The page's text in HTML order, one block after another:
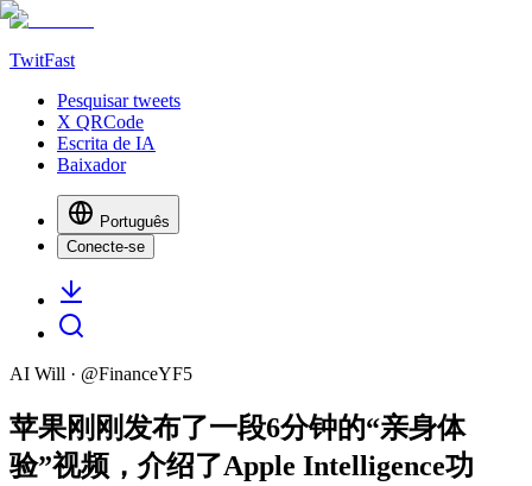
TwitFast
Pesquisar tweets
X QRCode
Escrita de IA
Baixador
Português
Conecte-se
AI Will · @FinanceYF5
苹果刚刚发布了一段6分钟的“亲身体
验”视频，介绍了Apple Intelligence功